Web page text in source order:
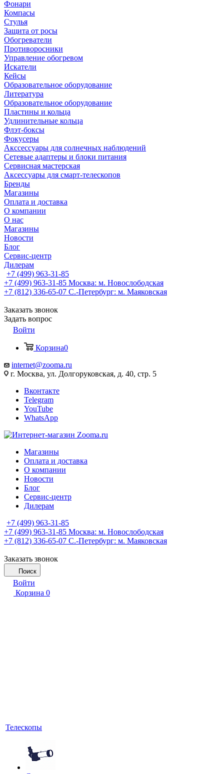
Фонари
Компасы
Стулья
Защита от росы
Обогреватели
Противоросники
Управление обогревом
Искатели
Кейсы
Образовательное оборудование
Литература
Образовательное оборудование
Пластины и кольца
Удлинительные кольца
Флэт-боксы
Фокусеры
Акссессуары для солнечных наблюдений
Сетевые адаптеры и блоки питания
Сервисная мастерская
Аксессуары для смарт-телескопов
Бренды
Магазины
Оплата и доставка
О компании
О нас
Магазины
Новости
Блог
Сервис-центр
Дилерам
+7 (499) 963-31-85
+7 (499) 963-31-85 Москва: м. Новослободская
+7 (812) 336-65-07 С.-Петербург: м. Маяковская
Заказать звонок
Задать вопрос
Войти
Корзина0
internet@zooma.ru
г. Москва, ул. Долгоруковская, д. 40, стр. 5
Вконтакте
Telegram
YouTube
WhatsApp
Магазины
Оплата и доставка
О компании
Новости
Блог
Сервис-центр
Дилерам
+7 (499) 963-31-85
+7 (499) 963-31-85 Москва: м. Новослободская
+7 (812) 336-65-07 С.-Петербург: м. Маяковская
Заказать звонок
Поиск
Войти
Корзина 0
Телескопы